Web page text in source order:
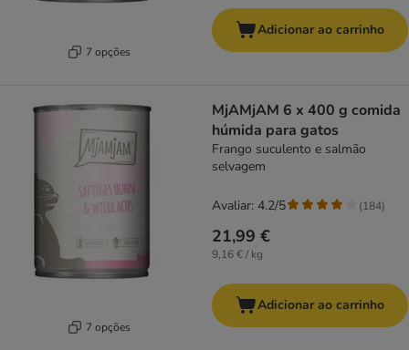
7 opções
Adicionar ao carrinho
7 opções
MjAMjAM 6 x 400 g comida
húmida para gatos
Frango suculento e salmão
selvagem
21,99 €
9,16 € / kg
Avaliar: 4.2/5 (184)
Adicionar ao carrinho